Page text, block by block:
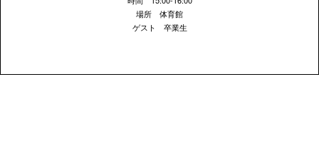
場所 体育館
ゲスト 卒業生